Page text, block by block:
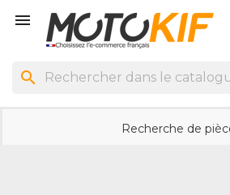

search
Recherche de